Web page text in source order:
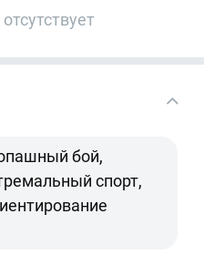
бой,
спорт,